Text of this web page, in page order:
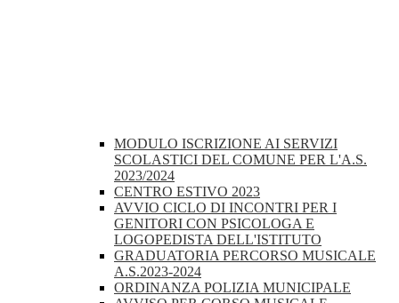
MODULO ISCRIZIONE AI SERVIZI
SCOLASTICI DEL COMUNE PER L'A.S.
2023/2024
CENTRO ESTIVO 2023
AVVIO CICLO DI INCONTRI PER I
GENITORI CON PSICOLOGA E
LOGOPEDISTA DELL'ISTITUTO
GRADUATORIA PERCORSO MUSICALE
A.S.2023-2024
ORDINANZA POLIZIA MUNICIPALE